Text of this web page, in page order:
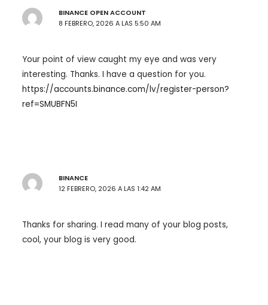
BINANCE OPEN ACCOUNT
8 FEBRERO, 2026 A LAS 5:50 AM
Your point of view caught my eye and was very
interesting. Thanks. I have a question for you.
https://accounts.binance.com/lv/register-person?
ref=SMUBFN5I
BINANCE
12 FEBRERO, 2026 A LAS 1:42 AM
Thanks for sharing. I read many of your blog posts,
cool, your blog is very good.